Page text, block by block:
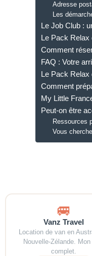
Adresse
Les
Le Job Club :
Le Pack Relax
Comment
FAQ : Votre
Le Pack Relax
Comment
My Little
Peut-on être
Ressources
Vous
🚐
Vanz Travel
Location de van en
Nouvelle-Zélande.
complet.